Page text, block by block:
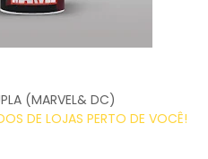
(MARVEL& DC)
DE LOJAS PERTO DE VOCÊ!